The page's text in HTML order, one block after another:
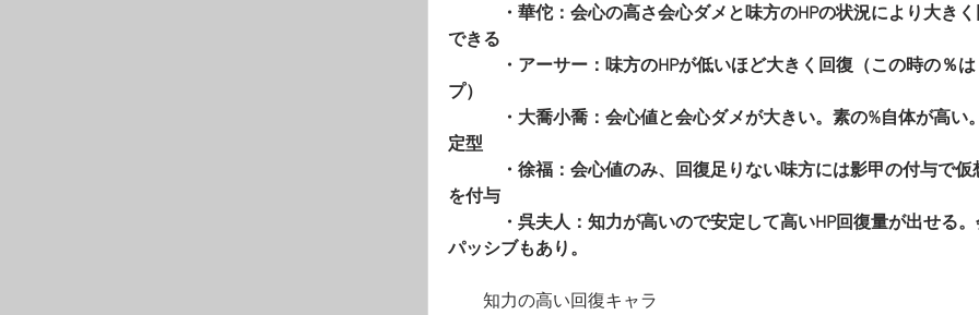
・華佗：会心の高さ会心ダメと味方のHPの状況により大きく
できる
・アーサー：味方のHPが低いほど大きく回復（この時の％は
プ）
・大喬小喬：会心値と会心ダメが大きい。素の%自体が高い
定型
・徐福：会心値のみ、回復足りない味方には影甲の付与で仮
を付与
・呉夫人：知力が高いので安定して高いHP回復量が出せる。
パッシブもあり。
知力の高い回復キャラ